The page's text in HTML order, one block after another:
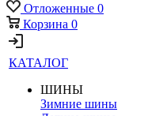
Отложенные 0
Корзина 0
КАТАЛОГ
ШИНЫ
Зимние шины